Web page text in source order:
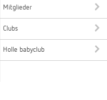
Mitglieder
Clubs
Holle babyclub